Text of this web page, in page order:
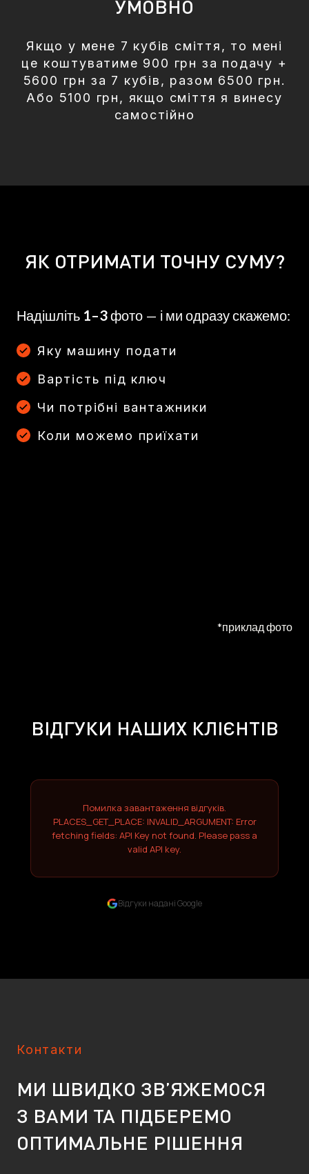
УМОВНО
Якщо у мене 7 кубів сміття, то мені
це коштуватиме 900 грн за подачу +
5600 грн за 7 кубів, разом 6500 грн.
Або 5100 грн, якщо сміття я винесу
самостійно
ЯК ОТРИМАТИ ТОЧНУ СУМУ?
Надішліть 1–3фото — і ми одразу скажемо:
Яку машину подати
Вартість під ключ
Чи потрібні вантажники
Коли можемо приїхати
*приклад фото
ВІДГУКИ НАШИХ КЛІЄНТІВ
Помилка завантаження відгуків.
PLACES_GET_PLACE: INVALID_ARGUMENT: Error
fetching fields: API Key not found. Please pass a
valid API key.
Відгуки надані Google
Контакти
МИ ШВИДКО ЗВ’ЯЖЕМОСЯ
З ВАМИ ТА ПІДБЕРЕМО
ОПТИМАЛЬНЕ РІШЕННЯ